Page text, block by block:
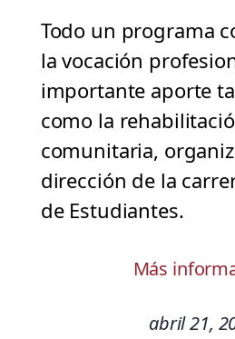
Todo un programa
la vocación
importante aporte
como la
comunitaria,
dirección de la
de Estudiantes.
Más
abril 21,